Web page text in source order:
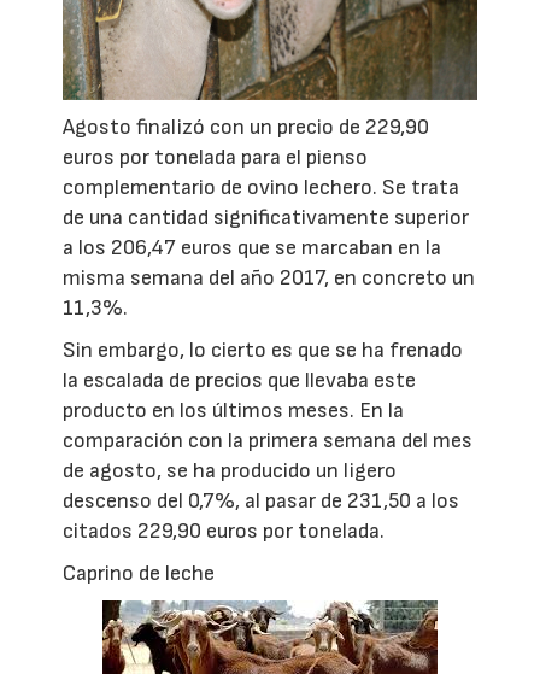
Agosto finalizó con un precio de 229,90
euros por tonelada para el pienso
complementario de ovino lechero. Se trata
de una cantidad significativamente superior
a los 206,47 euros que se marcaban en la
misma semana del año 2017, en concreto un
11,3%.
Sin embargo, lo cierto es que se ha frenado
la escalada de precios que llevaba este
producto en los últimos meses. En la
comparación con la primera semana del mes
de agosto, se ha producido un ligero
descenso del 0,7%, al pasar de 231,50 a los
citados 229,90 euros por tonelada.
Caprino de leche